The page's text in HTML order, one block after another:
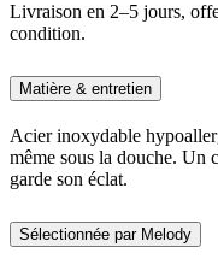
Livraison en 2–5 jours,
condition.
Matière & entretien
Acier inoxydable
même sous la douche. Un
garde son éclat.
Sélectionnée par Melody